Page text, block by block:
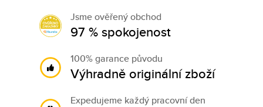
Jsme ověřený obchod
97 % spokojenost
100% garance původu
Výhradně originální zboží
Expedujeme každý pracovní den